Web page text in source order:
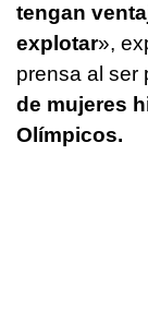
tengan
explotar»,
prensa al ser
de mujeres
Olímpicos.